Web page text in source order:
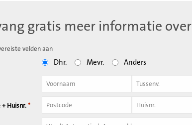
gratis meer informatie over
velden aan
Dhr. Mevr. Anders
+ Huisnr. *